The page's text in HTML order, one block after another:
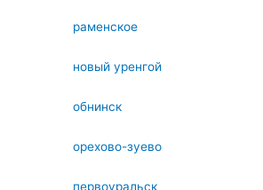
раменское
новый уренгой
обнинск
орехово-зуево
первоуральск